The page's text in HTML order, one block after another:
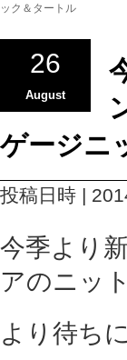
ック＆タートル
26
August
ゲージニ
投稿日時 |
今季より
アのニッ
より待ち